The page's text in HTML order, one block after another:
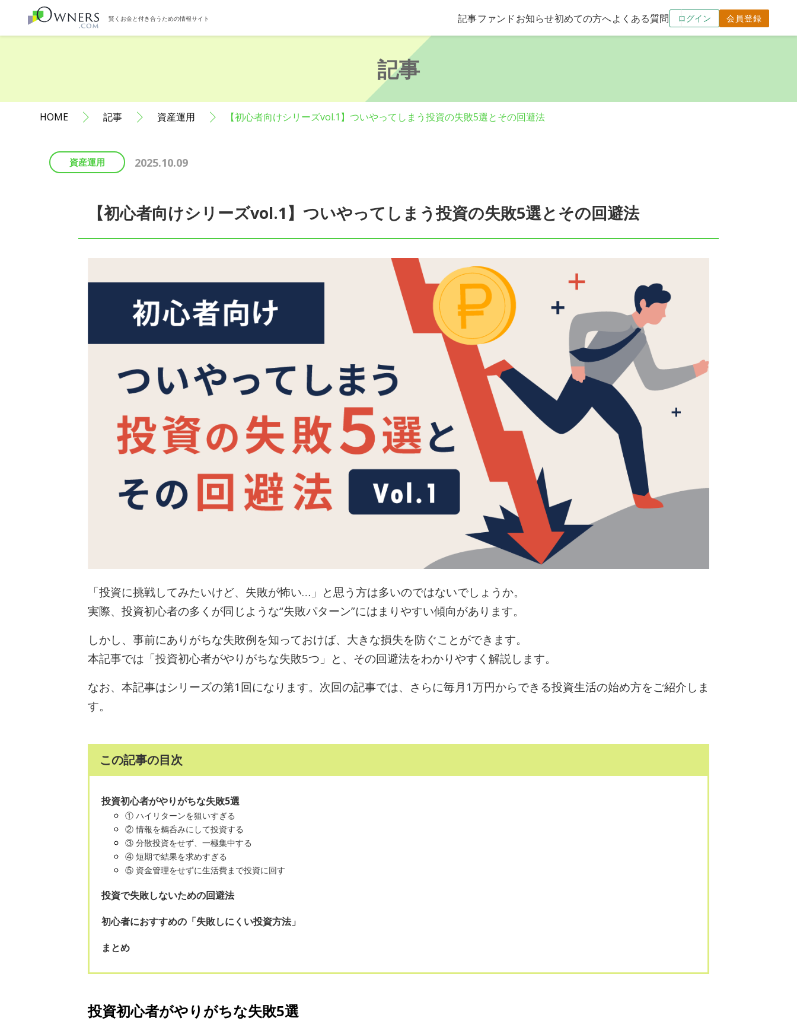
賢くお金と付き合うための情報サイト 記事ファンドお知らせ初めての方へよくある質問 ログイン 会員登録
記事
HOME 記事 資産運用 【初心者向けシリーズvol.1】ついやってしまう投資の失敗5選とその回避法
資産運用 2025.10.09
【初心者向けシリーズvol.1】ついやってしまう投資の失敗5選とその回避法
「投資に挑戦してみたいけど、失敗が怖い…」と思う方は多いのではないでしょうか。
実際、投資初心者の多くが同じような“失敗パターン”にはまりやすい傾向があります。
しかし、事前にありがちな失敗例を知っておけば、大きな損失を防ぐことができます。
本記事では「投資初心者がやりがちな失敗5つ」と、その回避法をわかりやすく解説します。
なお、本記事はシリーズの第1回になります。次回の記事では、さらに毎月1万円からできる投資生活の始め方をご紹介しま
す。
この記事の目次
投資初心者がやりがちな失敗5選
① ハイリターンを狙いすぎる
② 情報を鵜呑みにして投資する
③ 分散投資をせず、一極集中する
④ 短期で結果を求めすぎる
⑤ 資金管理をせずに生活費まで投資に回す
投資で失敗しないための回避法
初心者におすすめの「失敗しにくい投資方法」
まとめ
投資初心者がやりがちな失敗5選